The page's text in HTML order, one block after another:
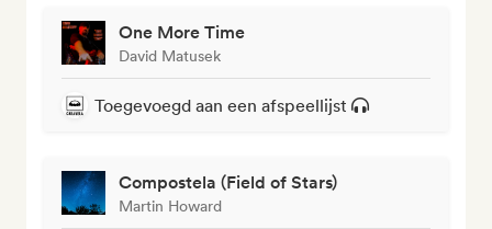
One More Time
David Matusek
Toegevoegd aan een afspeellijst
Compostela (Field of Stars)
Martin Howard